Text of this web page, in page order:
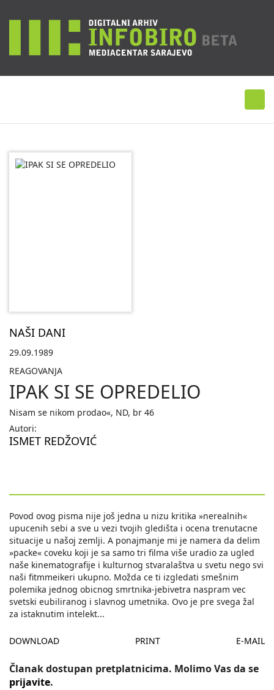
NAŠI DANI
29.09.1989
REAGOVANJA
IPAK SI SE OPREDELIO
Nisam se nikom prodao«, ND, br 46
Autori:
ISMET REDŽOVIĆ
Povod ovog pisma nije još jedna u nizu kritika »nerealnih«
upucenih sebi a sve u vezi tvojih gledišta i ocena trenutacne
situacije u našoj zemlji. A ponajmanje mi je namera da delim
»packe« coveku koji je sa samo tri filma više uradio za ugled
naše kinematografije i kulturnog stvaralaštva u svetu nego svi
naši fitmmeikeri ukupno. Možda ce ti izgledati smešnim
polemika jednog obicnog smrtnika-jebivetra naspram vec
svetski eubiliranog i slavnog umetnika. Ovo je pre svega žal
za istaknutim intelekt...
DOWNLOAD PRINT E-MAIL
Članak dostupan pretplatnicima. Molimo Vas da se
prijavite.